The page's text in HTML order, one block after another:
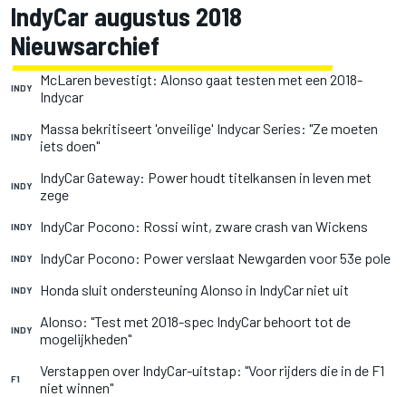
IndyCar augustus 2018
Nieuwsarchief
INDY
McLaren bevestigt: Alonso gaat testen met een 2018-
Indycar
INDY
Massa bekritiseert 'onveilige' Indycar Series: "Ze moeten
iets doen"
INDY
IndyCar Gateway: Power houdt titelkansen in leven met
zege
INDY IndyCar Pocono: Rossi wint, zware crash van Wickens
INDY IndyCar Pocono: Power verslaat Newgarden voor 53e pole
INDY Honda sluit ondersteuning Alonso in IndyCar niet uit
INDY
Alonso: "Test met 2018-spec IndyCar behoort tot de
mogelijkheden"
F1
Verstappen over IndyCar-uitstap: "Voor rijders die in de F1
niet winnen"